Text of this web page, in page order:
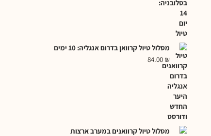
מסלול טיול קרוואן בדרום אנגליה: 10 ימים
84.00 ₪
מסלול טיול קרוואנים במערב ארצות